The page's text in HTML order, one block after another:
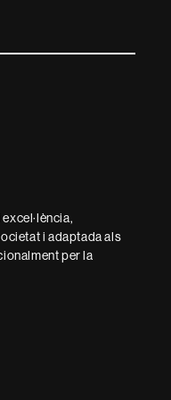
i adaptada als
per la